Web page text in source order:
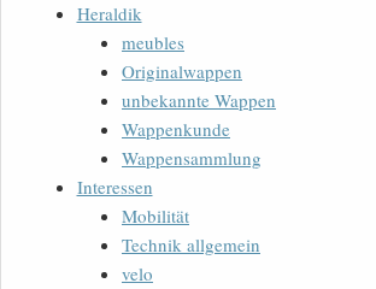
Heraldik
meubles
Originalwappen
unbekannte Wappen
Wappenkunde
Wappensammlung
Interessen
Mobilität
Technik allgemein
velo